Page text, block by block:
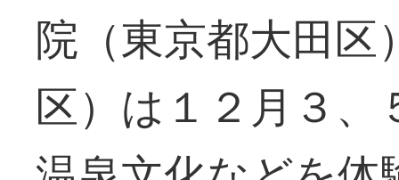
院（東京都大田区
区）は１２月３